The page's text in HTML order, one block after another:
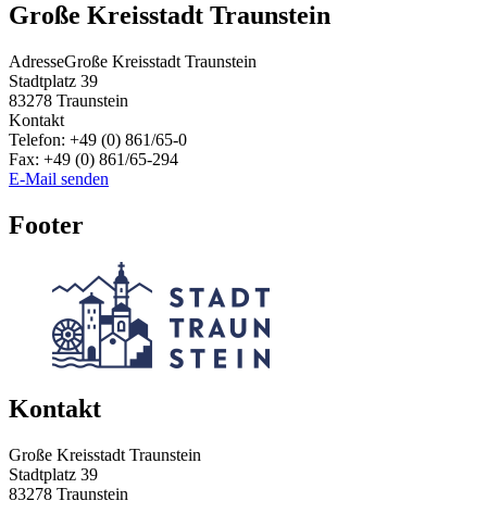
Große Kreisstadt Traunstein
AdresseGroße Kreisstadt Traunstein
Stadtplatz 39
83278 Traunstein
Kontakt
Telefon: +49 (0) 861/65-0
Fax: +49 (0) 861/65-294
E-Mail senden
Footer
Kontakt
Große Kreisstadt Traunstein
Stadtplatz 39
83278 Traunstein